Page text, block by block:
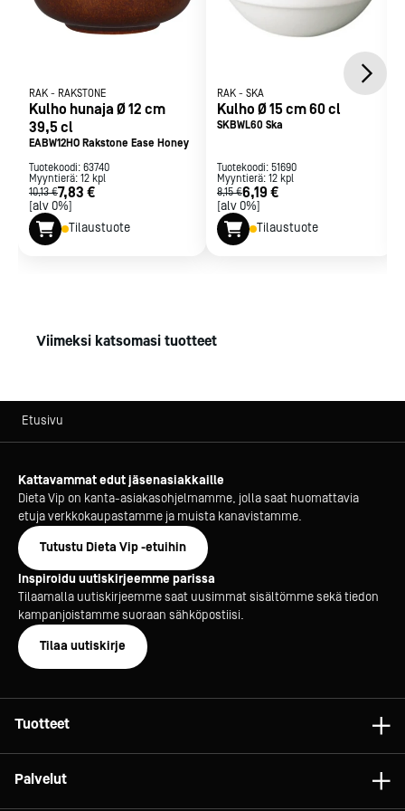
RAK - RAKSTONE
Kulho hunaja Ø 12 cm
39,5 cl
EABW12HO Rakstone Ease Honey
Tuotekoodi: 63740
Myyntierä: 12 kpl
10,13 €7,83 €
[alv 0%]
Tilaustuote
RAK - SKA
Kulho Ø 15 cm 60 cl
SKBWL60 Ska
Tuotekoodi: 51690
Myyntierä: 12 kpl
8,15 €6,19 €
[alv 0%]
Tilaustuote
Viimeksi katsomasi tuotteet
Etusivu
Kattavammat edut jäsenasiakkaille
Dieta Vip on kanta-asiakasohjelmamme, jolla saat huomattavia
etuja verkkokaupastamme ja muista kanavistamme.
Tutustu Dieta Vip -etuihin
Inspiroidu uutiskirjeemme parissa
Tilaamalla uutiskirjeemme saat uusimmat sisältömme sekä tiedon
kampanjoistamme suoraan sähköpostiisi.
Tilaa uutiskirje
Tuotteet
Palvelut